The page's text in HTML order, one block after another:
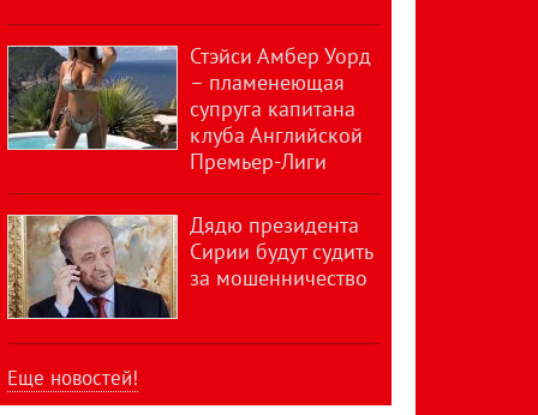
Стэйси Амбер Уорд
– пламенеющая
супруга капитана
клуба Английской
Премьер-Лиги
Дядю президента
Сирии будут судить
за мошенничество
Еще новостей!